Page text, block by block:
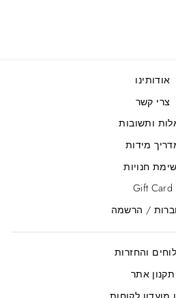
אודותינו
צרי קשר
ותשובות
מידות
חנויות
Gift Card
/ הרשמה
והחזרות
תקנון אתר